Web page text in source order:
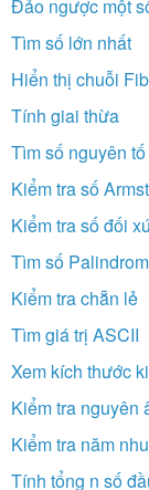
Đảo ngược một
Tìm số lớn nhất
Hiển thị chuỗi
Tính giai thừa
Tìm số nguyên tố
Kiểm tra số
Kiểm tra số đối
Tìm số Palindrom
Kiểm tra chẵn lẻ
Tìm giá trị ASCII
Xem kích thước
Kiểm tra nguyên
Kiểm tra năm
Tính tổng n số